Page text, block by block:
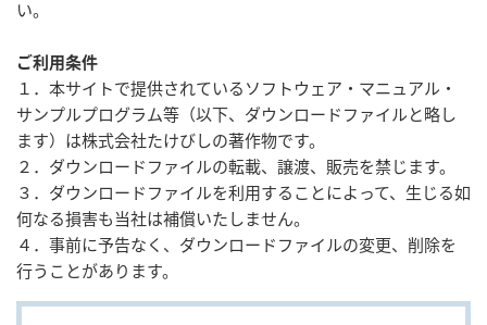
ライセンス
お問い合わせ
い。
ご利用条件
１．本サイトで提供されているソフトウェア・マニュアル・
サンプルプログラム等（以下、ダウンロードファイルと略し
ます）は株式会社たけびしの著作物です。
２．ダウンロードファイルの転載、譲渡、販売を禁じます。
３．ダウンロードファイルを利用することによって、生じる如
何なる損害も当社は補償いたしません。
４．事前に予告なく、ダウンロードファイルの変更、削除を
行うことがあります。